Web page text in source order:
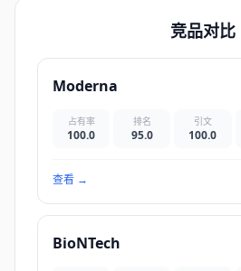
竞品对比
Moderna
占有率
100.0
排名
95.0
引文
100.0
查看 →
BioNTech